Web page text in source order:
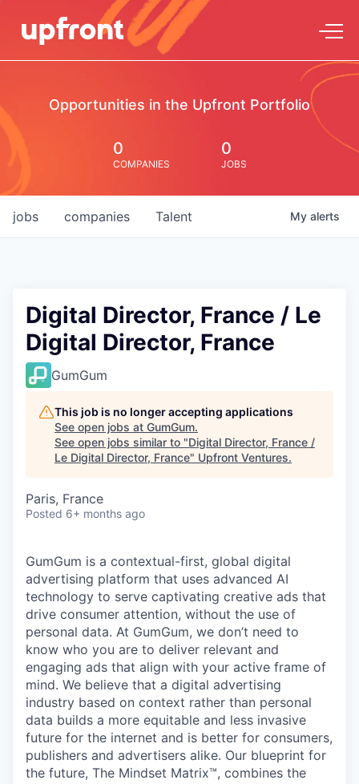
Opportunities in the Upfront Portfolio
0
COMPANIES
0
JOBS
jobs companies Talent My alerts
Digital Director, France / Le
Digital Director, France
GumGum
This job is no longer accepting applications
See open jobs at GumGum.
See open jobs similar to "Digital Director, France /
Le Digital Director, France" Upfront Ventures.
Paris, France
Posted 6+ months ago
GumGum is a contextual-first, global digital
advertising platform that uses advanced AI
technology to serve captivating creative ads that
drive consumer attention, without the use of
personal data. At GumGum, we don’t need to
know who you are to deliver relevant and
engaging ads that align with your active frame of
mind. We believe that a digital advertising
industry based on context rather than personal
data builds a more equitable and less invasive
future for the internet and is better for consumers,
publishers and advertisers alike. Our blueprint for
the future, The Mindset Matrix™, combines the